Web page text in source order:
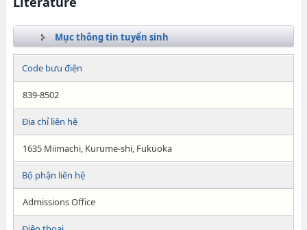
Mục thông tin tuyển sinh
Code bưu điện
839-8502
Địa chỉ liên hệ
1635 Miimachi, Kurume-shi, Fukuoka
Bộ phận liên hệ
Admissions Office